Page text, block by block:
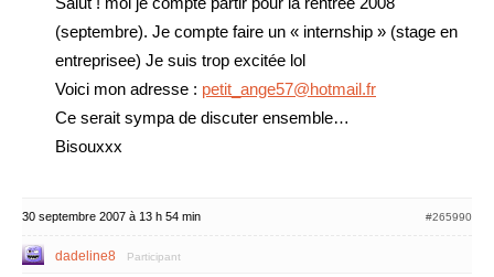
(septembre). Je compte faire un « internship » (stage en
entreprisee) Je suis trop excitée lol
Voici mon adresse : petit_ange57@hotmail.fr
Ce serait sympa de discuter ensemble…
Bisouxxx
30 septembre 2007 à 13 h 54 min #265990
dadeline8 Participant